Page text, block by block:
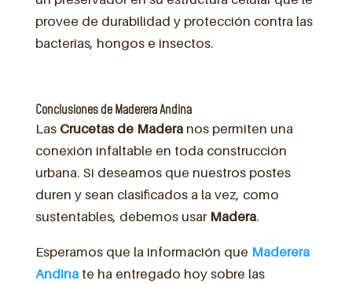
provee de durabilidad y protección contra las
bacterias, hongos e insectos.
Conclusiones de Maderera Andina
Las Crucetas de Maderanos permiten una
conexión infaltable en toda construcción
urbana. Si deseamos que nuestros postes
duren y sean clasificados a la vez, como
sustentables, debemos usar Madera.
Esperamos que la información que Maderera
Andina te ha entregado hoy sobre las